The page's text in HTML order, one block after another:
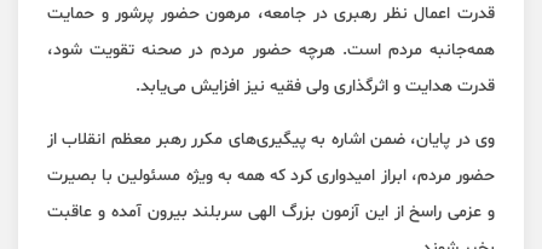
قدرت اعمال نظر رهبری در جامعه، مرهون حضور پرشور و حمایت
همه‌جانبه مردم است. هرچه حضور مردم در صحنه تقویت شود،
قدرت هدایت و اثرگذاری ولی فقیه نیز افزایش می‌یابد.
وی در پایان، ضمن اشاره به پیگیری‌های مکرر رهبر معظم انقلاب از
حضور مردم، ابراز امیدواری کرد که همه به ویژه مسئولین با بصیرت
و عزمی راسخ از این آزمون بزرگ الهی سربلند بیرون آمده و عاقبت